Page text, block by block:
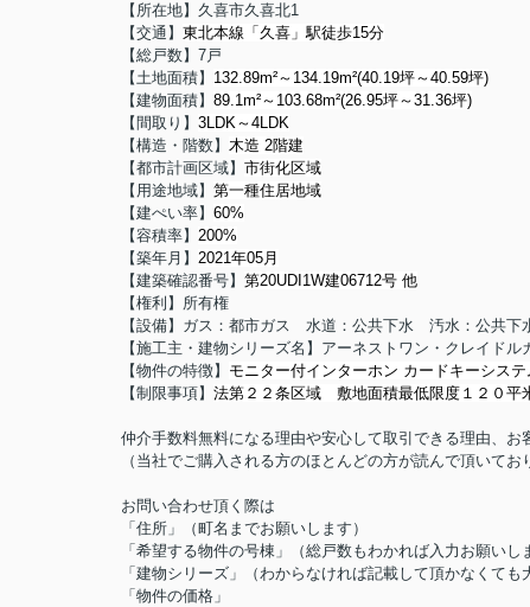
【所在地】久喜市久喜北1
【交通】 東北本線「久喜」駅徒歩15分
【総戸数】7戸
【土地面積】 132.89m²～134.19m²(40.19坪～40.59坪)
【建物面積】 89.1m²～103.68m²(26.95坪～31.36坪)
【間取り】 3LDK～4LDK
【構造・階数】 木造 2階建
【都市計画区域】 市街化区域
【用途地域】 第一種住居地域
【建ぺい率】 60%
【容積率】 200%
【築年月】 2021年05月
【建築確認番号】 第20UDI1W建06712号 他
【権利】所有権
【設備】ガス：都市ガス 水道：公共下水 汚水：公共下
【施工主・建物シリーズ名】アーネストワン・クレイドル
【物件の特徴】 モニター付インターホン カードキーシス
【制限事項】 法第２２条区域 敷地面積最低限度１２０
仲介手数料無料になる理由や安心して取引できる理由、お
（当社でご購入される方のほとんどの方が読んで頂いてお
お問い合わせ頂く際は
「住所」（町名までお願いします）
「希望する物件の号棟」（総戸数もわかれば入力お願いし
「建物シリーズ」（わからなければ記載して頂かなくても
「物件の価格」